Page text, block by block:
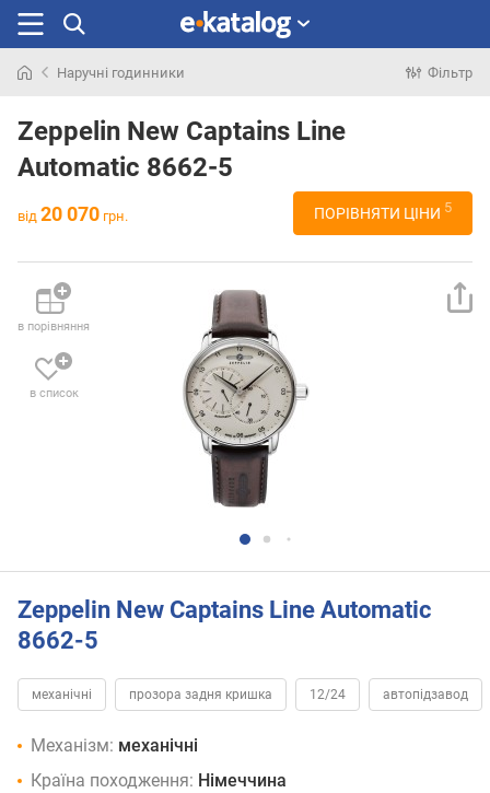
раніше
Наручні годинники Фільтр
Zeppelin New Captains Line
Automatic 8662-5
від 20 070 грн. ПОРІВНЯТИ ЦІНИ 5
в порівняння
в список
Zeppelin New Captains Line Automatic
8662-5
механічні прозора задня кришка 12/24 автопідзавод
Механізм: механічні
Країна походження: Німеччина